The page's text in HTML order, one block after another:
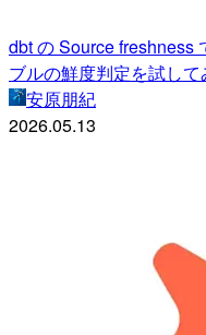
dbt の Source freshness
ブルの鮮度判定を試して
安原朋紀
2026.05.13